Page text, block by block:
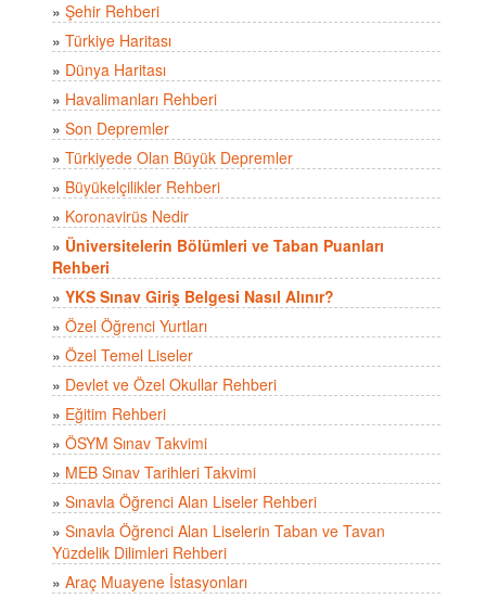
» Şehir Rehberi
» Türkiye Haritası
» Dünya Haritası
» Havalimanları Rehberi
» Son Depremler
» Türkiyede Olan Büyük Depremler
» Büyükelçilikler Rehberi
» Koronavirüs Nedir
» Üniversitelerin Bölümleri ve Taban Puanları
Rehberi
» YKS Sınav Giriş Belgesi Nasıl Alınır?
» Özel Öğrenci Yurtları
» Özel Temel Liseler
» Devlet ve Özel Okullar Rehberi
» Eğitim Rehberi
» ÖSYM Sınav Takvimi
» MEB Sınav Tarihleri Takvimi
» Sınavla Öğrenci Alan Liseler Rehberi
» Sınavla Öğrenci Alan Liselerin Taban ve Tavan
Yüzdelik Dilimleri Rehberi
» Araç Muayene İstasyonları